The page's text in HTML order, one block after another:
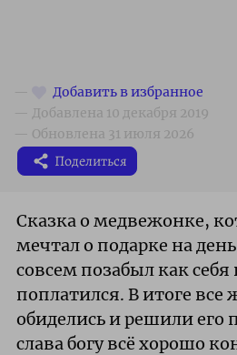
Поделиться
Сказка о медвежонке,
мечтал о подарке на
совсем позабыл как себя
поплатился. В итоге все
обиделись и решили его
слава богу всё хорошо